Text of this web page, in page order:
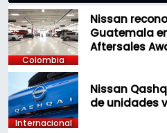
Colombia
Nissan
Guatemala
Aftersales
Internacional
Nissan
de unidades